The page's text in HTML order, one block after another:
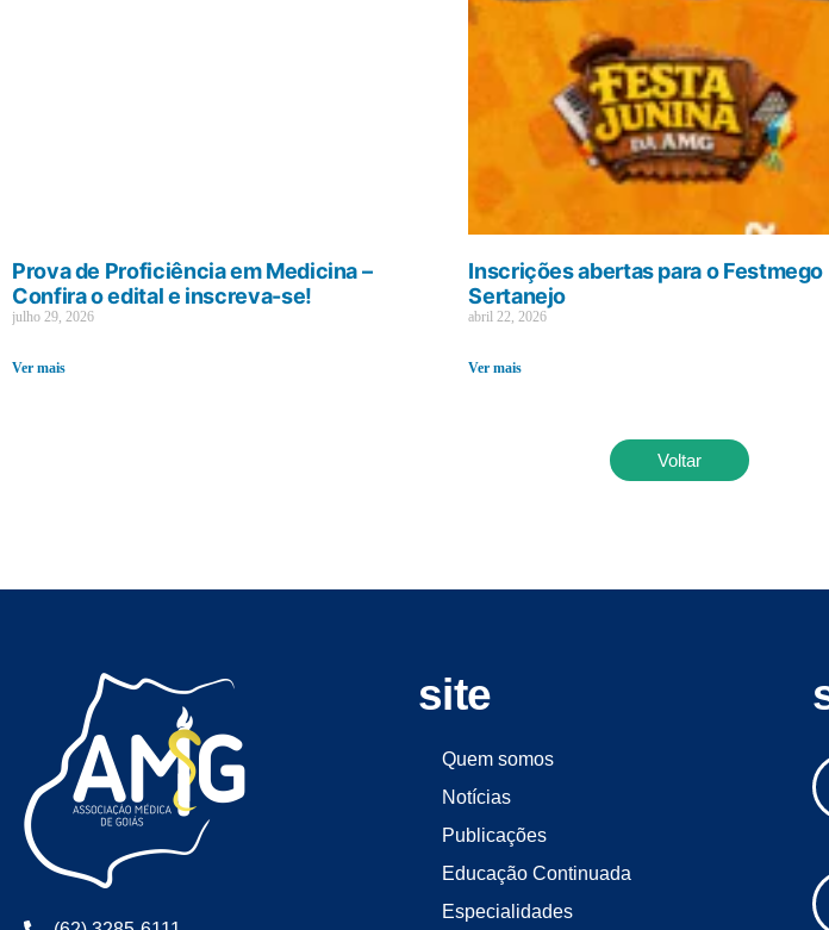
Prova de Proficiência em Medicina –
Confira o edital e inscreva-se!
julho 29, 2026
Ver mais
Inscrições abertas para o Festmego
Sertanejo
abril 22, 2026
Ver mais
Voltar
site
Quem somos
Notícias
Publicações
Educação Continuada
Especialidades